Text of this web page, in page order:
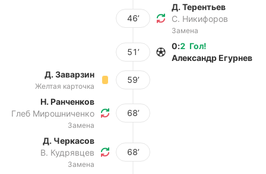
46’
Д. Терентьев
С. Никифоров
Замена
51’
Гол!
0:2
Александр Егурнев
Д. Заварзин
Желтая карточка
59’
Н. Ранченков
Глеб Мирошниченко
Замена
68’
Д. Черкасов
В. Кудрявцев
Замена
68’